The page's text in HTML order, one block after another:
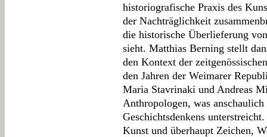
historiografische Praxis des
der Nachträglichkeit
die historische Überlieferung
sieht. Matthias Berning stellt
den Kontext der
den Jahren der Weimarer
Maria Stavrinaki und Andreas
Anthropologen, was
Geschichtsdenkens
Kunst und überhaupt Zeichen,